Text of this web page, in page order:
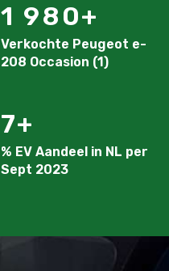
1 980
Verkochte Peugeot e-
208 Occasion (1)
7
% EV Aandeel in NL per
Sept 2023